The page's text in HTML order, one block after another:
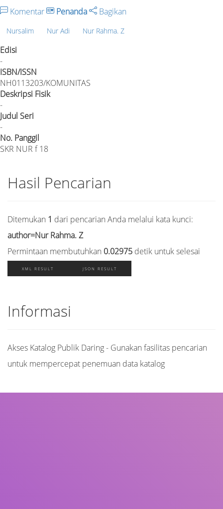
Komentar Penanda Bagikan
Nursalim Nur Adi Nur Rahma. Z
Edisi
-
ISBN/ISSN
NH0113203/KOMUNITAS
Deskripsi Fisik
-
Judul Seri
-
No. Panggil
SKR NUR f 18
Hasil Pencarian
Ditemukan 1 dari pencarian Anda melalui kata kunci:
author=Nur Rahma. Z
Permintaan membutuhkan 0.02975 detik untuk selesai
XML RESULT JSON RESULT
Informasi
Akses Katalog Publik Daring - Gunakan fasilitas pencarian
untuk mempercepat penemuan data katalog